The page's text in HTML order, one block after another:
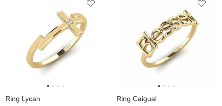
Ring Lycan Ring Caigual